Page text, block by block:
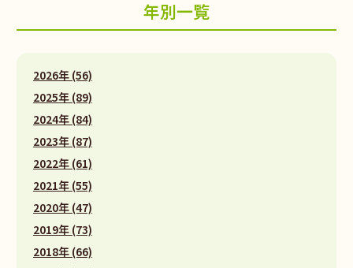
年別一覧
2026年 (56)
2025年 (89)
2024年 (84)
2023年 (87)
2022年 (61)
2021年 (55)
2020年 (47)
2019年 (73)
2018年 (66)